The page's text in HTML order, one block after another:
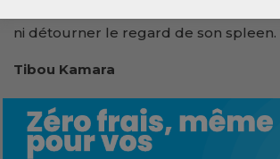
ni détourner le regard de son spleen.
Tibou Kamara